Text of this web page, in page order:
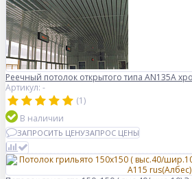
Реечный потолок открытого типа AN135A
Артикул: -
(1)
В наличии
ЗАПРОСИТЬ ЦЕНУЗАПРОС ЦЕНЫ